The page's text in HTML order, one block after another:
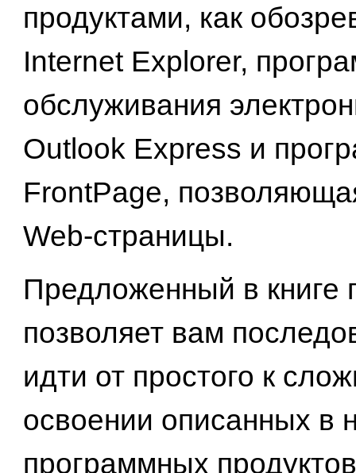
продуктами, как
Internet Explorer,
обслуживания
Outlook Express и
FrontPage,
Web-страницы.
Предложенный в книге
позволяет вам
идти от простого к
освоении описанных в
программных